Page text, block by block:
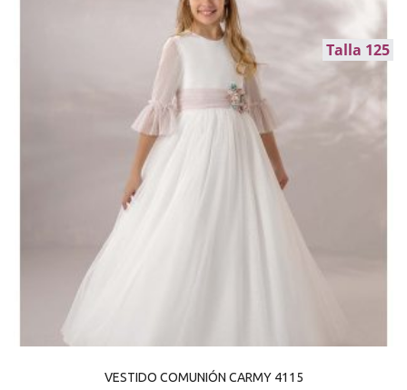
Talla 125
VESTIDO COMUNIÓN CARMY 4115